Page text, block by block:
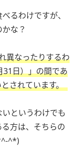
るわけですが、
な？
異なったりするわ
31日）」の間であ
されています。
というわけでも
方は、そちらの
^*)